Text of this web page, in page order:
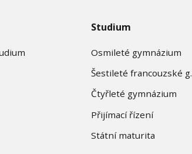
Studium
Osmileté gymnázium
Šestileté francouzské g.
Čtyřleté gymnázium
Přijímací řízení
Státní maturita